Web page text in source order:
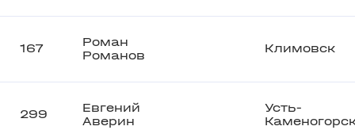
167
Роман
Романов
Климовск
299
Евгений
Аверин
Усть-